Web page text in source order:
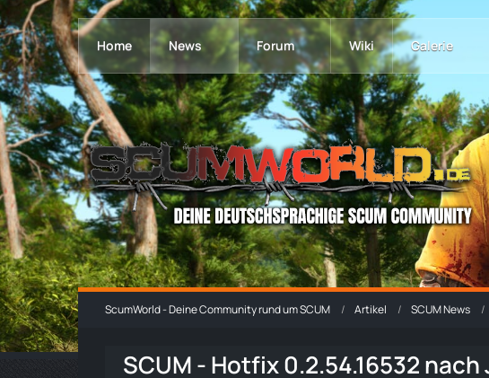
Home News Forum Wiki Galerie
ScumWorld - Deine Community rund um SCUM Artikel SCUM News
SCUM - Hotfix 0.2.54.16532